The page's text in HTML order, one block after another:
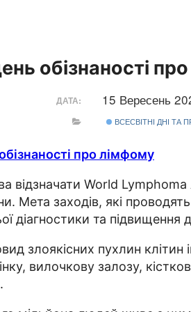
обізнаності
ДАТА: 15 Вересень
ВСЕСВІТНІ ДНІ ТА
відзначати World
Мета заходів, які
діагностики та підвищення
злоякісних пухлин
вилочкову залозу,